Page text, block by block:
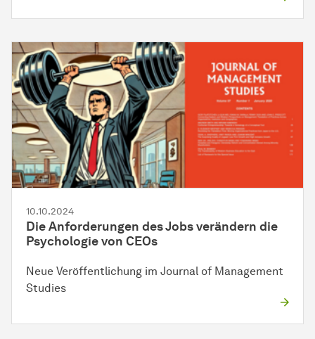
10.10.2024
Die Anforderungen des Jobs verändern die
Psychologie von CEOs
Neue Veröffentlichung im Journal of Management
Studies